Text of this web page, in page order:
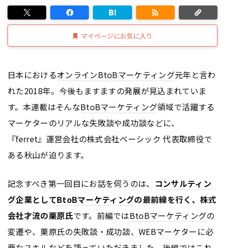
マイページにお気に入り
日本におけるオンラインBtoBマーケティング元年と言わ
れた2018年。今後もますますの発展が見込まれていま
す。本連載はそんなBtoBマーケティング領域で活躍する
マーケターのリアルな失敗談や成功談などに、
『ferret』運営会社の株式会社ベーシック 代表取締役で
ある秋山が迫ります。
記念すべき第一回目にお話を伺うのは、 コンサルティン
グ企業としてBtoBマーケティングの最前線を行く、株式
会社才流の栗原氏です。前編ではBtoBマーケティングの
変遷や、栗原氏の失敗談・成功談、WEBマーケターに必